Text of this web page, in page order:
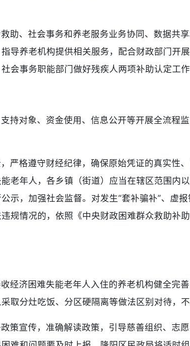
助、社会事务和养老服务业务协同、数据共
导养老机构提供相关服务，配合财政部门开
会事务职能部门做好残疾人两项补助认定工作
持对象、资金使用、信息公开等开展全流程
严格遵守财经纪律，确保原始凭证的真实性
老年人，各乡镇（街道）应当在辖区范围内
示，加强社会监督。对发生“套补骗补”、虚
规情况的，依照《中央财政困难群众救助补
经济困难失能老年人入住的养老机构健全完
取分灶吃饭、分区硬隔离等做法区别对待，
策宣传，准确解读政策，引导慈善组织、志